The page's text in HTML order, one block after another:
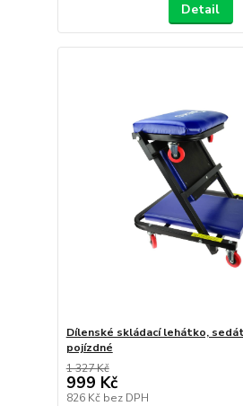
Detail
Dílenské skládací lehátko,
pojízdné
1 327 Kč
999 Kč
826 Kč bez DPH